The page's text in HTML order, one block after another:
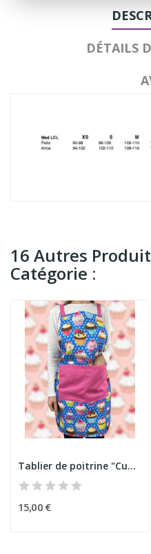
DÉTAILS
16 Autres
Catégorie :
Tablier de poitrine "Cupcake" Bleu
15,00 €